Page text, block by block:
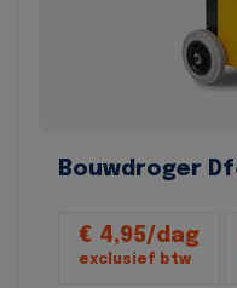
Bouwdroger
€ 4,95/dag
exclusief btw